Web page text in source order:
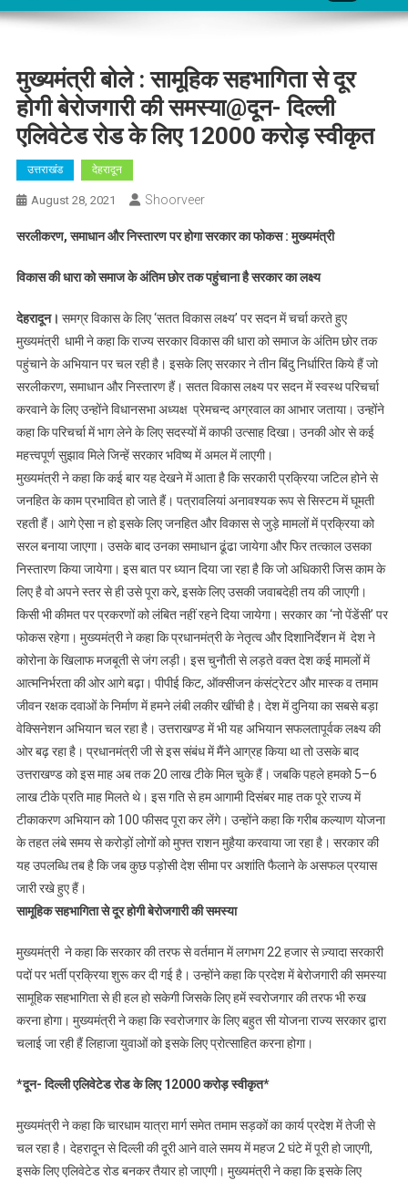
मुख्यमंत्री बोले : सामूहिक सहभागिता से दूर
होगी बेरोजगारी की समस्या@दून- दिल्ली
एलिवेटेड रोड के लिए 12000 करोड़ स्वीकृत
उत्तराखंड देहरादून
August 28, 2021 Shoorveer
सरलीकरण, समाधान और निस्तारण पर होगा सरकार का फोकस : मुख्यमंत्री
विकास की धारा को समाज के अंतिम छोर तक पहुंचाना है सरकार का लक्ष्य
देहरादून। समग्र विकास के लिए ‘सतत विकास लक्ष्य’ पर सदन में चर्चा करते हुए
मुख्यमंत्री धामी ने कहा कि राज्य सरकार विकास की धारा को समाज के अंतिम छोर तक
पहुंचाने के अभियान पर चल रही है। इसके लिए सरकार ने तीन बिंदु निर्धारित किये हैं जो
सरलीकरण, समाधान और निस्तारण हैं। सतत विकास लक्ष्य पर सदन में स्वस्थ परिचर्चा
करवाने के लिए उन्होंने विधानसभा अध्यक्ष प्रेमचन्द अग्रवाल का आभार जताया। उन्होंने
कहा कि परिचर्चा में भाग लेने के लिए सदस्यों में काफी उत्साह दिखा। उनकी ओर से कई
महत्त्वपूर्ण सुझाव मिले जिन्हें सरकार भविष्य में अमल में लाएगी।
मुख्यमंत्री ने कहा कि कई बार यह देखने में आता है कि सरकारी प्रक्रिया जटिल होने से
जनहित के काम प्रभावित हो जाते हैं। पत्रावलियां अनावश्यक रूप से सिस्टम में घूमती
रहती हैं। आगे ऐसा न हो इसके लिए जनहित और विकास से जुड़े मामलों में प्रक्रिया को
सरल बनाया जाएगा। उसके बाद उनका समाधान ढूंढा जायेगा और फिर तत्काल उसका
निस्तारण किया जायेगा। इस बात पर ध्यान दिया जा रहा है कि जो अधिकारी जिस काम के
लिए है वो अपने स्तर से ही उसे पूरा करे, इसके लिए उसकी जवाबदेही तय की जाएगी।
किसी भी कीमत पर प्रकरणों को लंबित नहीं रहने दिया जायेगा। सरकार का ‘नो पेंडेंसी’ पर
फोकस रहेगा। मुख्यमंत्री ने कहा कि प्रधानमंत्री के नेतृत्व और दिशानिर्देशन में देश ने
कोरोना के खिलाफ मजबूती से जंग लड़ी। इस चुनौती से लड़ते वक्त देश कई मामलों में
आत्मनिर्भरता की ओर आगे बढ़ा। पीपीई किट, ऑक्सीजन कंसंट्रेटर और मास्क व तमाम
जीवन रक्षक दवाओं के निर्माण में हमने लंबी लकीर खींची है। देश में दुनिया का सबसे बड़ा
वेक्सिनेशन अभियान चल रहा है। उत्तराखण्ड में भी यह अभियान सफलतापूर्वक लक्ष्य की
ओर बढ़ रहा है। प्रधानमंत्री जी से इस संबंध में मैंने आग्रह किया था तो उसके बाद
उत्तराखण्ड को इस माह अब तक 20 लाख टीके मिल चुके हैं। जबकि पहले हमको 5–6
लाख टीके प्रति माह मिलते थे। इस गति से हम आगामी दिसंबर माह तक पूरे राज्य में
टीकाकरण अभियान को 100 फीसद पूरा कर लेंगे। उन्होंने कहा कि गरीब कल्याण योजना
के तहत लंबे समय से करोड़ों लोगों को मुफ्त राशन मुहैया करवाया जा रहा है। सरकार की
यह उपलब्धि तब है कि जब कुछ पड़ोसी देश सीमा पर अशांति फैलाने के असफल प्रयास
जारी रखे हुए हैं।
सामूहिक सहभागिता से दूर होगी बेरोजगारी की समस्या
मुख्यमंत्री ने कहा कि सरकार की तरफ से वर्तमान में लगभग 22 हजार से ज़्यादा सरकारी
पदों पर भर्ती प्रक्रिया शुरू कर दी गई है। उन्होंने कहा कि प्रदेश में बेरोजगारी की समस्या
सामूहिक सहभागिता से ही हल हो सकेगी जिसके लिए हमें स्वरोजगार की तरफ भी रुख
करना होगा। मुख्यमंत्री ने कहा कि स्वरोजगार के लिए बहुत सी योजना राज्य सरकार द्वारा
चलाई जा रही हैं लिहाजा युवाओं को इसके लिए प्रोत्साहित करना होगा।
*दून- दिल्ली एलिवेटेड रोड के लिए 12000 करोड़ स्वीकृत*
मुख्यमंत्री ने कहा कि चारधाम यात्रा मार्ग समेत तमाम सड़कों का कार्य प्रदेश में तेजी से
चल रहा है। देहरादून से दिल्ली की दूरी आने वाले समय में महज 2 घंटे में पूरी हो जाएगी,
इसके लिए एलिवेटेड रोड बनकर तैयार हो जाएगी। मुख्यमंत्री ने कहा कि इसके लिए